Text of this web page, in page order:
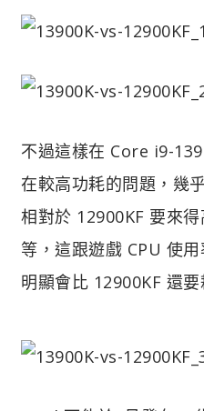
不過這樣在 Core i9-
在較高功耗的問題，幾
相對於 12900KF 要來
等，這跟遊戲 CPU 使
明顯會比 12900KF 還要